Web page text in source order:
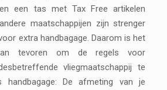
een tas met Tax Free artikelen
maatschappijen zijn strenger
extra handbagage. Daarom is het
tevoren om de regels voor
vliegmaatschappij te
handbagage: De afmeting van je